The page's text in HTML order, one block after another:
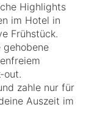
Highlights
im Hotel in
Frühstück.
gehobene
out.
zahle nur für
Auszeit im